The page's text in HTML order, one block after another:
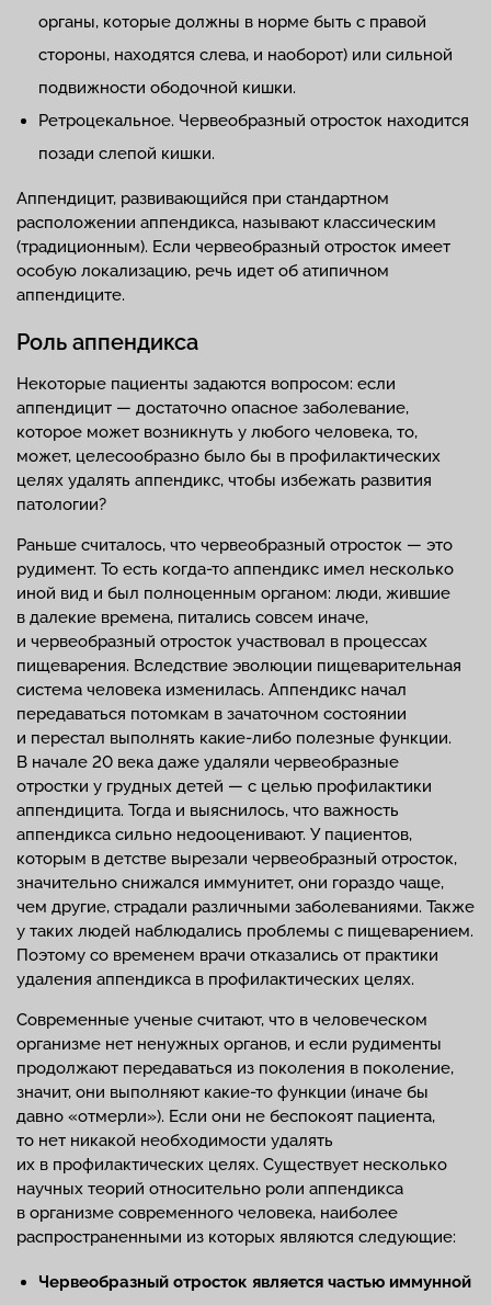
органы, которые должны в норме быть с правой
стороны, находятся слева, и наоборот) или сильной
подвижности ободочной кишки.
Ретроцекальное. Червеобразный отросток находится
позади слепой кишки.
Аппендицит, развивающийся при стандартном
расположении аппендикса, называют классическим
(традиционным). Если червеобразный отросток имеет
особую локализацию, речь идет об атипичном
аппендиците.
Роль аппендикса
Некоторые пациенты задаются вопросом: если
аппендицит — достаточно опасное заболевание,
которое может возникнуть у любого человека, то,
может, целесообразно было бы в профилактических
целях удалять аппендикс, чтобы избежать развития
патологии?
Раньше считалось, что червеобразный отросток — это
рудимент. То есть когда-то аппендикс имел несколько
иной вид и был полноценным органом: люди, жившие
в далекие времена, питались совсем иначе,
и червеобразный отросток участвовал в процессах
пищеварения. Вследствие эволюции пищеварительная
система человека изменилась. Аппендикс начал
передаваться потомкам в зачаточном состоянии
и перестал выполнять какие-либо полезные функции.
В начале 20 века даже удаляли червеобразные
отростки у грудных детей — с целью профилактики
аппендицита. Тогда и выяснилось, что важность
аппендикса сильно недооценивают. У пациентов,
которым в детстве вырезали червеобразный отросток,
значительно снижался иммунитет, они гораздо чаще,
чем другие, страдали различными заболеваниями. Также
у таких людей наблюдались проблемы с пищеварением.
Поэтому со временем врачи отказались от практики
удаления аппендикса в профилактических целях.
Современные ученые считают, что в человеческом
организме нет ненужных органов, и если рудименты
продолжают передаваться из поколения в поколение,
значит, они выполняют какие-то функции (иначе бы
давно «отмерли»). Если они не беспокоят пациента,
то нет никакой необходимости удалять
их в профилактических целях. Существует несколько
научных теорий относительно роли аппендикса
в организме современного человека, наиболее
распространенными из которых являются следующие:
Червеобразный отросток является частью иммунной